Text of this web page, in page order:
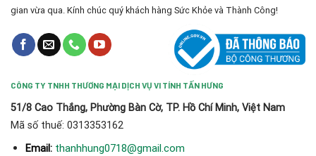
gian vừa qua. Kính chúc quý khách hàng Sức Khỏe và Thành Công!
CÔNG TY TNHH THƯƠNG MẠI DỊCH VỤ VI TÍNH TẤN HƯNG
51/8 Cao Thắng, Phường Bàn Cờ, TP. Hồ Chí Minh, Việt Nam
Mã số thuế: 0313353162
Email: thanhhung0718@gmail.com